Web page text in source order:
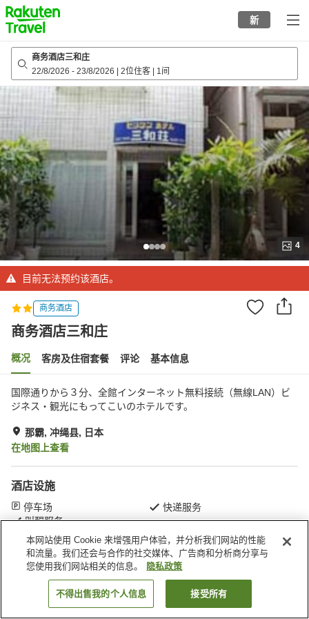
to
top
page
新
商务酒店三和庄
22/8/2026 - 23/8/2026 2位住客 1间
4
目前无法预约该酒店。
商务酒店
商务酒店三和庄
概况 客房及住宿套餐 评论 基本信息
国際通りから３分、全館インターネット無料接続（無線LAN）ビ
ジネス・観光にもってこいのホテルです。
那霸, 冲绳县, 日本
在地图上查看
酒店设施
停车场
快递服务
叫醒服务
首页 日本 冲绳县 那霸 商务酒店三和庄
搜索客房
本网站使用 Cookie 来增强用户体验，并分析我们网站的性能
和流量。我们还会与合作的社交媒体、广告商和分析商分享与
您使用我们网站相关的信息。
隐私政策
不得出售我的个人信息 接受所有